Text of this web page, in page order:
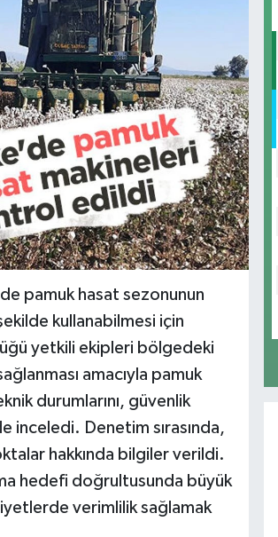
pamuk hasat sezonunun
kullanabilmesi için
yetkili ekipleri bölgedeki
amacıyla pamuk
durumlarını, güvenlik
inceledi. Denetim sırasında,
hakkında bilgiler verildi.
hedefi doğrultusunda büyük
verimlilik sağlamak